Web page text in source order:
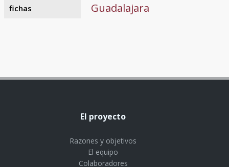
fichas
Guadalajara
El proyecto
Razones y objetivos
El equipo
Colaboradores